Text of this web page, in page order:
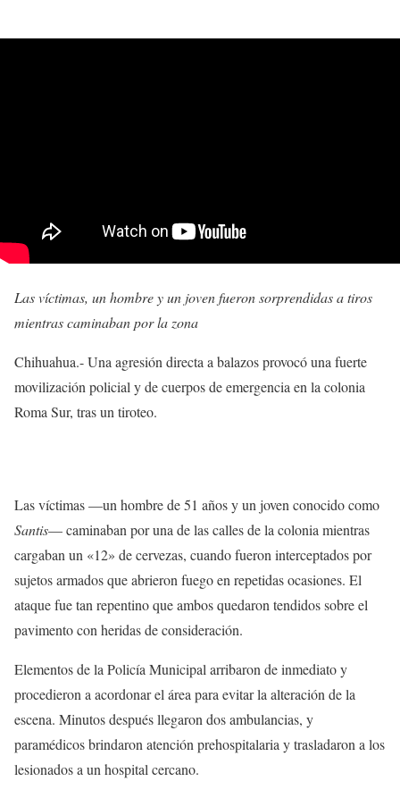
Las víctimas, un hombre y un joven fueron sorprendidas a tiros
mientras caminaban por la zona
Chihuahua.- Una agresión directa a balazos provocó una fuerte
movilización policial y de cuerpos de emergencia en la colonia
Roma Sur, tras un tiroteo.
Las víctimas —un hombre de 51 años y un joven conocido como
Santis— caminaban por una de las calles de la colonia mientras
cargaban un «12» de cervezas, cuando fueron interceptados por
sujetos armados que abrieron fuego en repetidas ocasiones. El
ataque fue tan repentino que ambos quedaron tendidos sobre el
pavimento con heridas de consideración.
Elementos de la Policía Municipal arribaron de inmediato y
procedieron a acordonar el área para evitar la alteración de la
escena. Minutos después llegaron dos ambulancias, y
paramédicos brindaron atención prehospitalaria y trasladaron a los
lesionados a un hospital cercano.